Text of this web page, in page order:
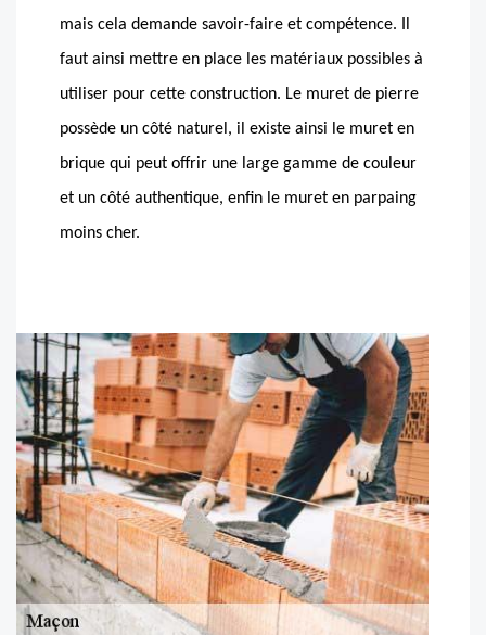
mais cela demande savoir-faire et compétence. Il
faut ainsi mettre en place les matériaux possibles à
utiliser pour cette construction. Le muret de pierre
possède un côté naturel, il existe ainsi le muret en
brique qui peut offrir une large gamme de couleur
et un côté authentique, enfin le muret en parpaing
moins cher.